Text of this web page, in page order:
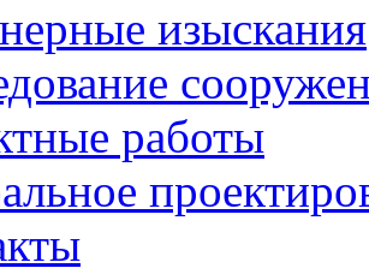
изыскания
работы